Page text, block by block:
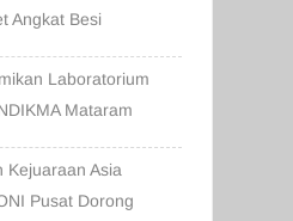
Angkat Besi
Laboratorium
Mataram
Kejuaraan Asia
Pusat Dorong